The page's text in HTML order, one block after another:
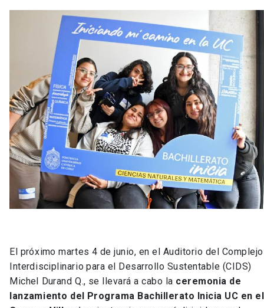
El próximo martes 4 de junio, en el Auditorio del Complejo
Interdisciplinario para el Desarrollo Sustentable (CIDS)
Michel Durand Q., se llevará a cabo la ceremonia de
lanzamiento del Programa Bachillerato Inicia UC en el